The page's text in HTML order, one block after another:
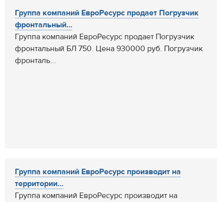
Группа компаний ЕвроРесурс продает Погрузчик
фронтальный...
Группа компаний ЕвроРесурс продает Погрузчик
фронтальный БЛ 750. Цена 930000 руб. Погрузчик
фронталь...
Группа компаний ЕвроРесурс производит на
территории...
Группа компаний ЕвроРесурс производит на